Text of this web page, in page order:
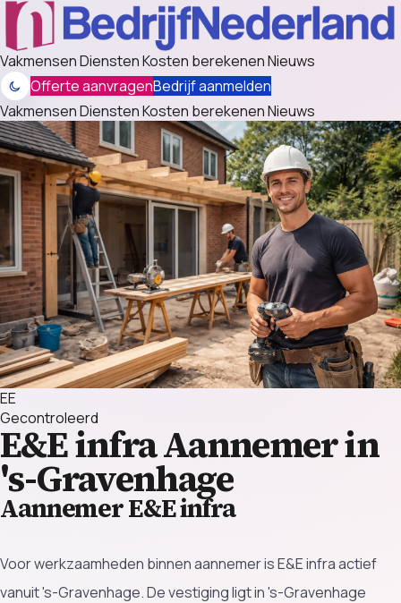
VakmensenDienstenKosten berekenenNieuws
Offerte aanvragenBedrijf aanmelden
VakmensenDienstenKosten berekenenNieuws
EE
Gecontroleerd
E&E infraAannemer in
's-Gravenhage
Aannemer E&E infra
Voor werkzaamheden binnen aannemer is E&E infra actief
vanuit 's-Gravenhage. De vestiging ligt in 's-Gravenhage